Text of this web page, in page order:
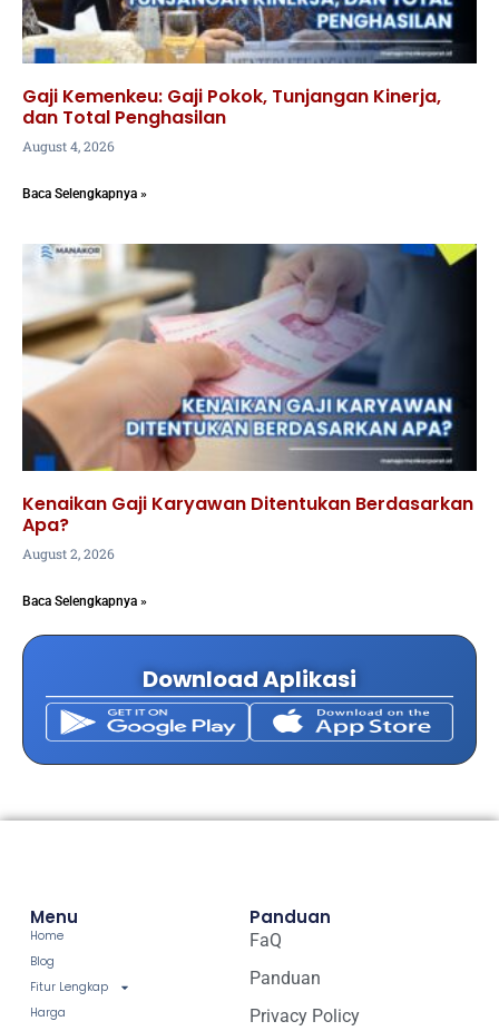
Gaji Kemenkeu: Gaji Pokok, Tunjangan Kinerja,
dan Total Penghasilan
August 4, 2026
Baca Selengkapnya »
Kenaikan Gaji Karyawan Ditentukan Berdasarkan
Apa?
August 2, 2026
Baca Selengkapnya »
Download Aplikasi
Menu
Home
Blog
Fitur Lengkap
Harga
Panduan
FaQ
Panduan
Privacy Policy